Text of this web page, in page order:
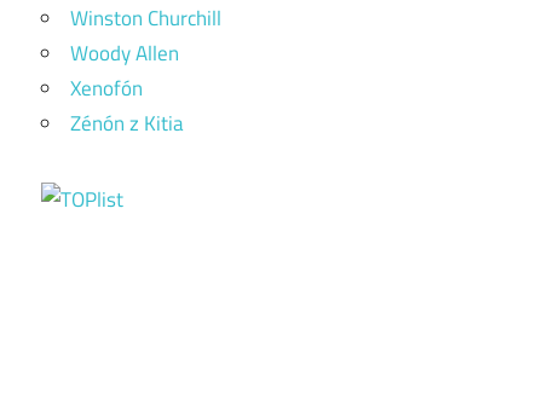
Winston Churchill
Woody Allen
Xenofón
Zénón z Kitia